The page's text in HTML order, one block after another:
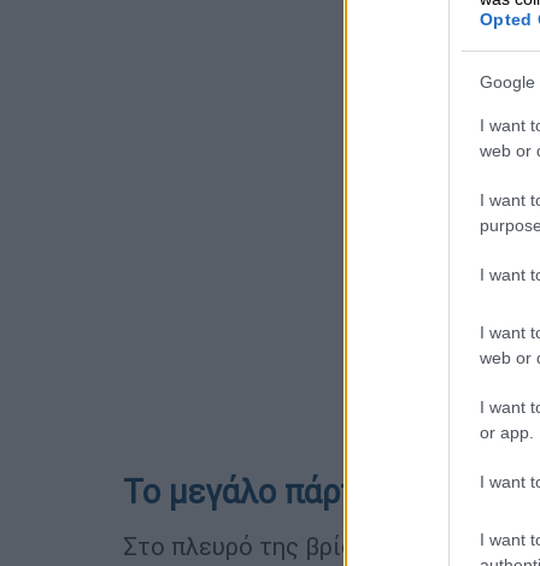
Opted
Google
I want
web or
I want
I want
I want
web or
I want
or app.
I want
I want
Το μεγάλο πάρτι στις 31
Στο πλευρό της βρίσκεται σχεδόν